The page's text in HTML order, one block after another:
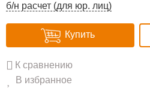
б/н расчет (для юр. лиц)
Купить
К сравнению
В избранное